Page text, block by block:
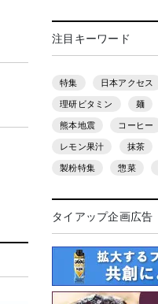
注目キーワード
特集 日本アクセス
理研ビタミン 麺
熊本地震 コーヒー
レモン果汁 抹茶
製粉特集 惣菜
タイアップ企画広告